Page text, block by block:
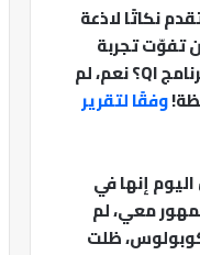
نكاتًا لاذعة
تفوّت تجربة
“تحوّل الحياة”. لكن باسكو، بطريقتها الساخرة، كانت ترد: “لكنني كنت على QI – أتعرفون برنامج QI؟ نعم، لم
وفقًا لتقرير
إنها في
معي، لم
ظلت